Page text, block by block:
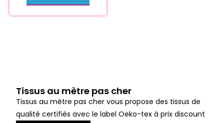
Tissus au mètre pas cher
Tissus au mètre pas cher vous propose des tissus de
qualité certifiés avec le label Oeko-tex à prix discount